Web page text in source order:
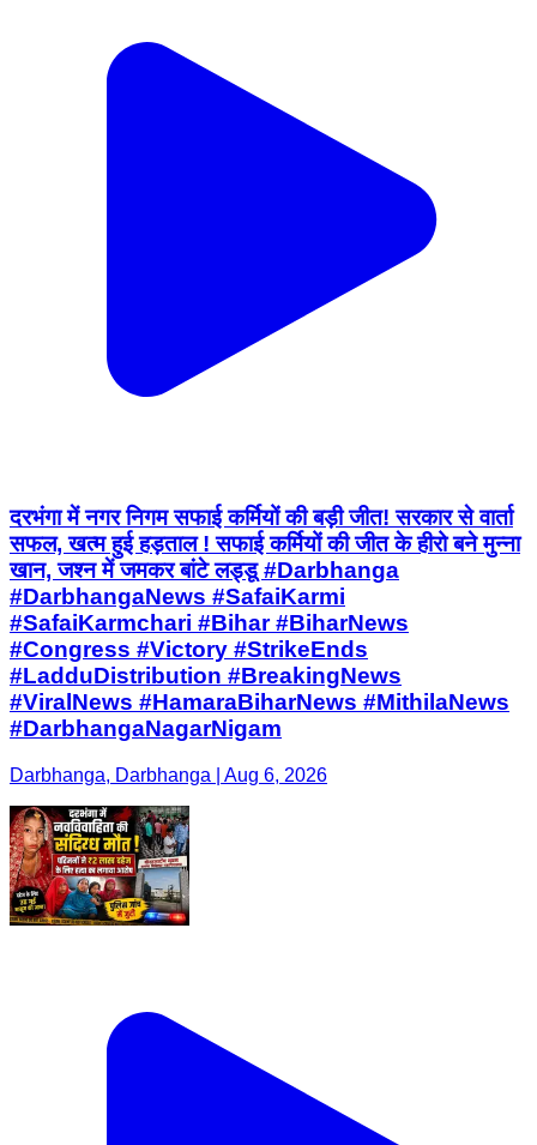
दरभंगा में नगर निगम सफाई कर्मियों की बड़ी जीत! सरकार से वार्ता
सफल, खत्म हुई हड़ताल ! सफाई कर्मियों की जीत के हीरो बने मुन्ना
खान, जश्न में जमकर बांटे लड्डू #Darbhanga
#DarbhangaNews #SafaiKarmi
#SafaiKarmchari #Bihar #BiharNews
#Congress #Victory #StrikeEnds
#LadduDistribution #BreakingNews
#ViralNews #HamaraBiharNews #MithilaNews
#DarbhangaNagarNigam
Darbhanga, Darbhanga | Aug 6, 2026